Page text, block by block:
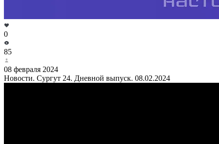
0
85
08 февраля 2024
Новости. Сургут 24. Дневной выпуск. 08.02.2024